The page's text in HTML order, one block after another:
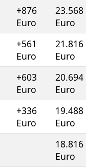
+876
Euro
23.568
Euro
+561
Euro
21.816
Euro
+603
Euro
20.694
Euro
+336
Euro
19.488
Euro
18.816
Euro